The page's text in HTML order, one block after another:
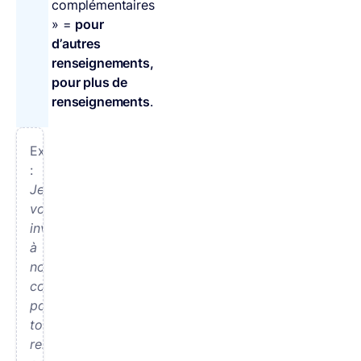
complémentaires
» = pour
d’autres
renseignements,
pour plus de
renseignements.
Exemple
:
Je
vous
invite
à
nous
contacter
pour
tous
renseignements